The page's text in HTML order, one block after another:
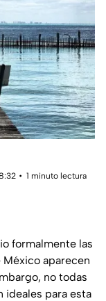
1 minuto lectura
formalmente las
México aparecen
no todas
ideales para esta